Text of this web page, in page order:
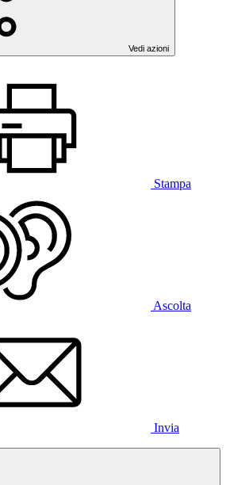
Vedi azioni
Stampa
Ascolta
Invia